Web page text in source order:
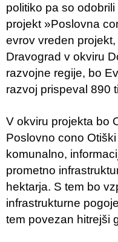
politiko pa so
projekt »Poslovna
evrov vreden
Dravograd v okviru
razvojne regije, bo
razvoj prispeval 890
V okviru projekta bo
Poslovno cono
komunalno,
prometno
hektarja. S tem bo
infrastrukturne
tem povezan hitrejši